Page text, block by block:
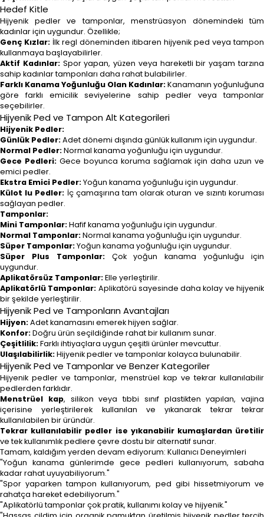
Hedef Kitle
Hijyenik pedler ve tamponlar, menstrüasyon dönemindeki tüm
kadınlar için uygundur. Özellikle;
Genç Kızlar: İlk regl döneminden itibaren hijyenik ped veya tampon
kullanmaya başlayabilirler.
Aktif Kadınlar:Spor yapan, yüzen veya hareketli bir yaşam tarzına
sahip kadınlar tamponları daha rahat bulabilirler.
Farklı Kanama Yoğunluğu Olan Kadınlar:Kanamanın yoğunluğuna
göre farklı emicilik seviyelerine sahip pedler veya tamponlar
seçebilirler.
Hijyenik Ped ve Tampon Alt Kategorileri
Hijyenik Pedler:
Günlük Pedler:Adet dönemi dışında günlük kullanım için uygundur.
Normal Pedler:Normal kanama yoğunluğu için uygundur.
Gece Pedleri: Gece boyunca koruma sağlamak için daha uzun ve
emici pedler.
Ekstra Emici Pedler:Yoğun kanama yoğunluğu için uygundur.
Külot lu Pedler: İç çamaşırına tam olarak oturan ve sızıntı koruması
sağlayan pedler.
Tamponlar:
Mini Tamponlar:Hafif kanama yoğunluğu için uygundur.
Normal Tamponlar:Normal kanama yoğunluğu için uygundur.
Süper Tamponlar:Yoğun kanama yoğunluğu için uygundur.
Süper Plus Tamponlar:Çok yoğun kanama yoğunluğu için
uygundur.
Aplikatörsüz Tamponlar:Elle yerleştirilir.
Aplikatörlü Tamponlar: Aplikatörü sayesinde daha kolay ve hijyenik
bir şekilde yerleştirilir.
Hijyenik Ped ve Tamponların Avantajları
Hijyen:Adet kanamasını emerek hijyen sağlar.
Konfor:Doğru ürün seçildiğinde rahat bir kullanım sunar.
Çeşitlilik:Farklı ihtiyaçlara uygun çeşitli ürünler mevcuttur.
Ulaşılabilirlik:Hijyenik pedler ve tamponlar kolayca bulunabilir.
Hijyenik Ped ve Tamponlar ve Benzer Kategoriler
Hijyenik pedler ve tamponlar, menstrüel kap ve tekrar kullanılabilir
pedlerden farklıdır.
Menstrüel kap, silikon veya tıbbi sınıf plastikten yapılan, vajina
içerisine yerleştirilerek kullanılan ve yıkanarak tekrar tekrar
kullanılabilen bir üründür.
Tekrar kullanılabilir pedler ise yıkanabilir kumaşlardan üretilir
ve tek kullanımlık pedlere çevre dostu bir alternatif sunar.
Tamam, kaldığım yerden devam ediyorum: Kullanıcı Deneyimleri
"Yoğun kanama günlerimde gece pedleri kullanıyorum, sabaha
kadar rahat uyuyabiliyorum."
"Spor yaparken tampon kullanıyorum, ped gibi hissetmiyorum ve
rahatça hareket edebiliyorum."
"Aplikatörlü tamponlar çok pratik, kullanımı kolay ve hijyenik."